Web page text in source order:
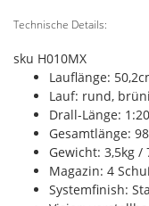
Technische Details:
sku H010MX
Lauflänge:
Lauf: rund,
Drall-Länge: 1:20
Gesamtlänge:
Gewicht: 3,5kg /
Magazin: 4
Systemfinish: